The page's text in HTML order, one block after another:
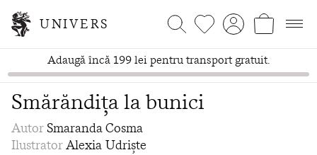
UNIVERS
Adaugă încă 199 lei pentru transport gratuit.
Smărăndița la bunici
AutorSmaranda Cosma
IlustratorAlexia Udriște